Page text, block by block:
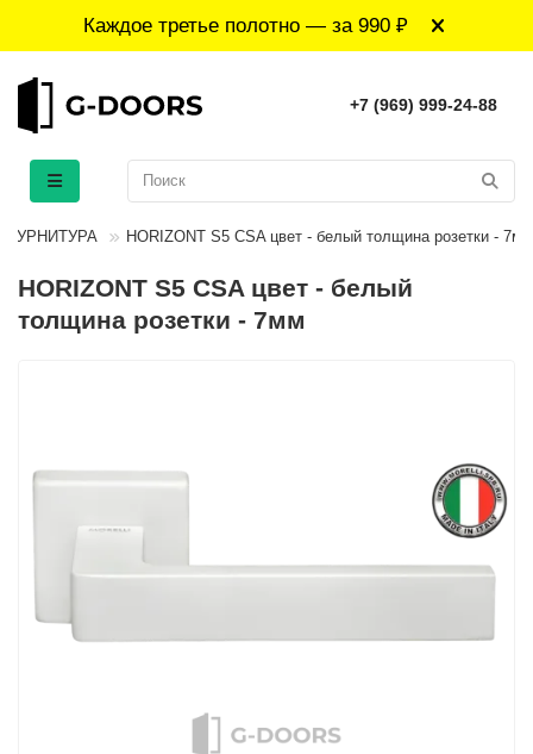
Каждое третье полотно — за 990 ₽
+7 (969) 999-24-88
ФУРНИТУРА HORIZONT S5 CSA цвет - белый толщина розетки - 7мм
HORIZONT S5 CSA цвет - белый
толщина розетки - 7мм